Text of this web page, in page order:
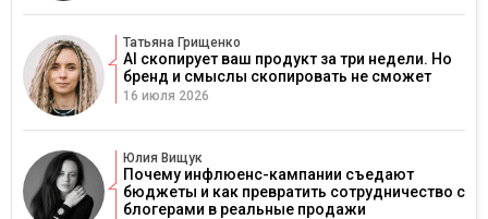
Татьяна Грищенко
AI скопирует ваш продукт за три недели. Но
бренд и смыслы скопировать не сможет
16 июля 2026
Юлия Вищук
Почему инфлюенс-кампании съедают
бюджеты и как превратить сотрудничество с
блогерами в реальные продажи